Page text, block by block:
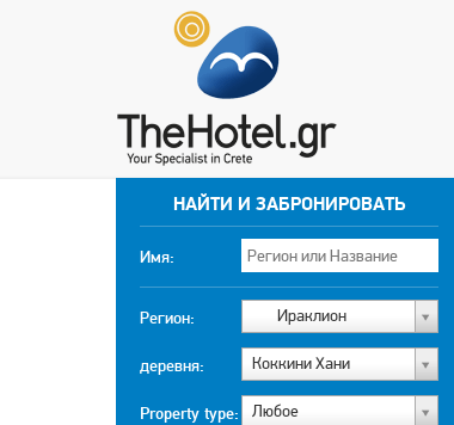
НАЙТИ И ЗАБРОНИРОВАТЬ
Имя:
Регион: Ираклион
деревня: Коккини Хани
Property type: Любоe